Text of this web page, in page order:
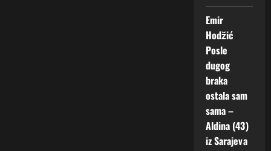
Emir
Hodžić
Posle
dugog
braka
ostala sam
sama –
Aldina (43)
iz Sarajeva